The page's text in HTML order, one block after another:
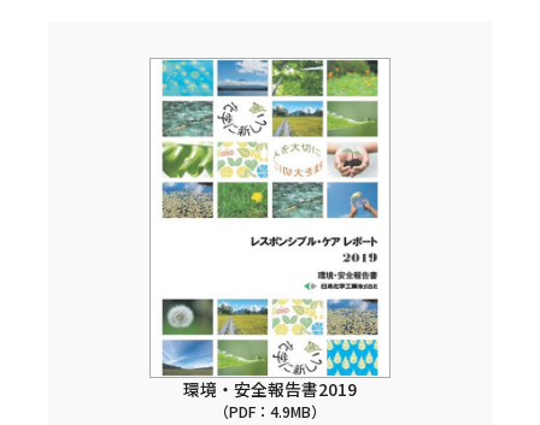
環境・安全報告書2019
（PDF：4.9MB）